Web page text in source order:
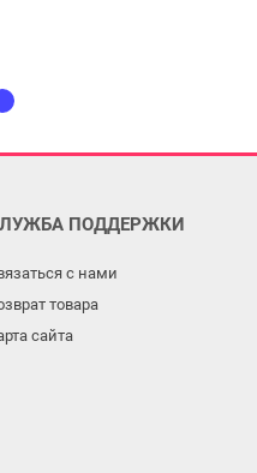
ПОДДЕРЖКИ
с нами
товара
сайта